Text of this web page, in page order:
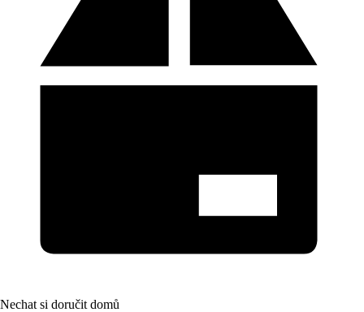
Nechat si doručit domů